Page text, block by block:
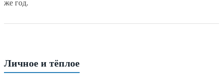
же год.
Личное и тёплое